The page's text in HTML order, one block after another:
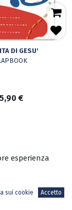
DI GESU'
5,90 €
esperienza
sui cookie Accetto